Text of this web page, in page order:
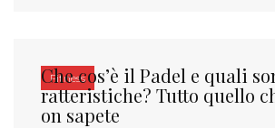
Fitness
Che cos’è il Padel e quali
ratteristiche? Tutto quello
on sapete